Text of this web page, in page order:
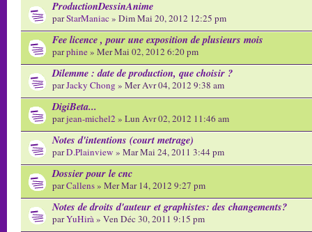
ProductionDessinAnime
parStarManiac» Dim Mai 20, 2012 12:25 pm
Fee licence , pour une exposition de plusieurs mois
parphine» Mer Mai 02, 2012 6:20 pm
Dilemme : date de production, que choisir ?
parJacky Chong » Mer Avr 04, 2012 9:38 am
DigiBeta...
parjean-michel2 » Lun Avr 02, 2012 11:46 am
Notes d'intentions (court metrage)
parD.Plainview » Mar Mai 24, 2011 3:44 pm
Dossier pour le cnc
parCallens» Mer Mar 14, 2012 9:27 pm
Notes de droits d'auteur et graphistes: des changements?
parYuHirà» Ven Déc 30, 2011 9:15 pm